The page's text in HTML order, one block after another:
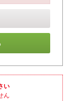
い
ん